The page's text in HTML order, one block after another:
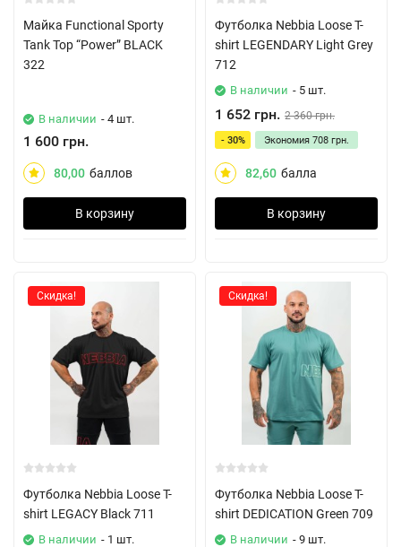
Майка Functional Sporty
Tank Top “Power” BLACK
322
В наличии - 4 шт.
1 600 грн.
80,00 баллов
В корзину
Футболка Nebbia Loose T-
shirt LEGENDARY Light Grey
712
В наличии - 5 шт.
1 652 грн. 2 360 грн.
- 30% Экономия 708 грн.
82,60 балла
В корзину
Скидка!
Футболка Nebbia Loose T-
shirt LEGACY Black 711
В наличии - 1 шт.
Скидка!
Футболка Nebbia Loose T-
shirt DEDICATION Green 709
В наличии - 9 шт.